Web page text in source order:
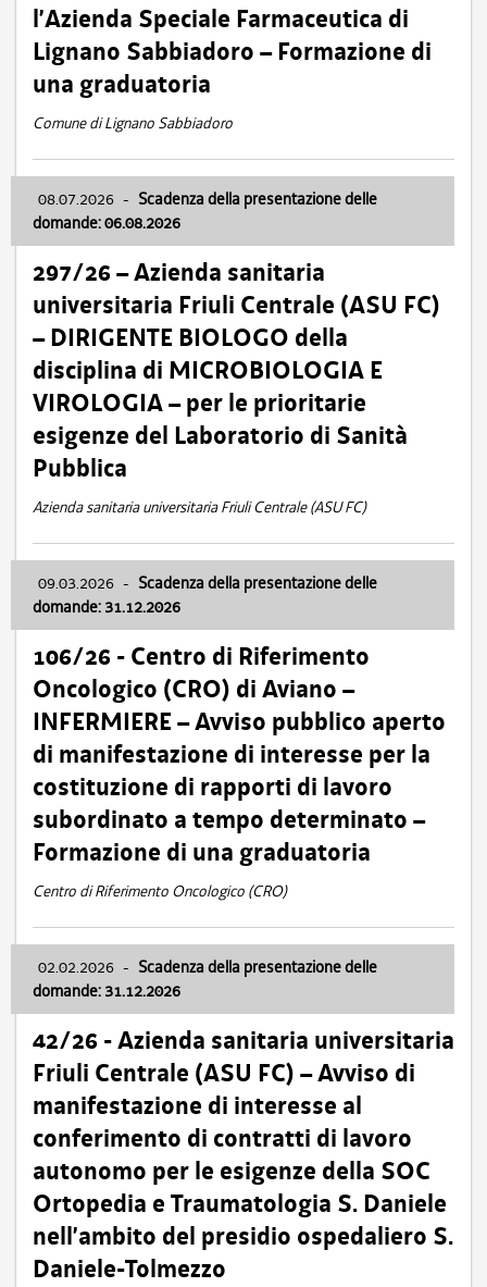
l’Azienda Speciale Farmaceutica di
Lignano Sabbiadoro – Formazione di
una graduatoria
Comune di Lignano Sabbiadoro
08.07.2026 - Scadenza della presentazione delle
domande: 06.08.2026
297/26 – Azienda sanitaria
universitaria Friuli Centrale (ASU FC)
– DIRIGENTE BIOLOGO della
disciplina di MICROBIOLOGIA E
VIROLOGIA – per le prioritarie
esigenze del Laboratorio di Sanità
Pubblica
Azienda sanitaria universitaria Friuli Centrale (ASU FC)
09.03.2026 - Scadenza della presentazione delle
domande: 31.12.2026
106/26 - Centro di Riferimento
Oncologico (CRO) di Aviano –
INFERMIERE – Avviso pubblico aperto
di manifestazione di interesse per la
costituzione di rapporti di lavoro
subordinato a tempo determinato –
Formazione di una graduatoria
Centro di Riferimento Oncologico (CRO)
02.02.2026 - Scadenza della presentazione delle
domande: 31.12.2026
42/26 - Azienda sanitaria universitaria
Friuli Centrale (ASU FC) – Avviso di
manifestazione di interesse al
conferimento di contratti di lavoro
autonomo per le esigenze della SOC
Ortopedia e Traumatologia S. Daniele
nell’ambito del presidio ospedaliero S.
Daniele-Tolmezzo